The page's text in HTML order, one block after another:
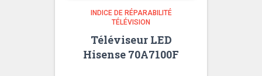
INDICE DE RÉPARABILITÉ
TÉLÉVISION
Téléviseur LED
Hisense 70A7100F